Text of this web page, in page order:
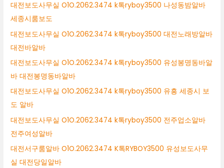
대전보도사무실 O1O.2062.3474 k톡ryboy3500 나성동밤알바
세종시룸보도
대전보도사무실 O1O.2062.3474 k톡ryboy3500 대전노래방알바
대전바알바
대전보도사무실 O1O.2062.3474 k톡ryboy3500 유성봉명동바알
바 대전봉명동바알바
대전보도사무실 O1O.2062.3474 k톡ryboy3500 유흥 세종시 보
도 알바
대전보도사무실 O1O.2062.3474 k톡ryboy3500 전주업소알바
전주여성알바
대전서구룸알바 O1O.2062.3474 K톡RYBOY3500 유성보도사무
실 대전당일알바